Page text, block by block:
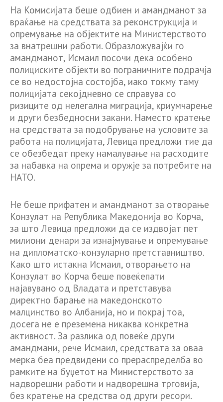
На Комисијата беше одбиен и амандманот за
враќање на средствата за реконструкција и
опремување на објектите на Министерството
за внатрешни работи. Образложувајќи го
амандманот, Исмаил посочи дека особено
полициските објекти во пограничните подрачја
се во недостојна состојба, иако токму таму
полицијата секојдневно се справува со
ризиците од нелегална миграција, криумчарење
и други безбедносни закани. Наместо кратење
на средствата за подобрување на условите за
работа на полицијата, Левица предложи тие да
се обезбедат преку намалување на расходите
за набавка на опрема и оружје за потребите на
НАТО.
Не беше прифатен и амандманот за отворање
Конзулат на Република Македонија во Корча,
за што Левица предложи да се издвојат пет
милиони денари за изнајмување и опремување
на дипломатско-конзуларно претставништво.
Како што истакна Исмаил, отворањето на
Конзулат во Корча беше повеќепати
најавувано од Владата и претставува
директно барање на македонското
малцинство во Албанија, но и покрај тоа,
досега не е преземена никаква конкретна
активност. За разлика од повеќе други
амандмани, рече Исмаил, средствата за оваа
мерка беа предвидени со прераспределба во
рамките на буџетот на Министерството за
надворешни работи и надворешна трговија,
без кратење на средства од други ресори.